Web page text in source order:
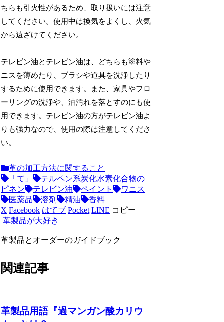
ちらも引火性があるため、取り扱いには注意
してください。使用中は換気をよくし、火気
から遠ざけてください。
テレビン油とテレピン油は、どちらも塗料や
ニスを薄めたり、ブラシや道具を洗浄したり
するために使用できます。また、家具やフロ
ーリングの洗浄や、油汚れを落とすのにも使
用できます。テレピン油の方がテレビン油よ
りも強力なので、使用の際は注意してくださ
い。
革の加工方法に関すること
「て」
テルペン系炭化水素化合物の
ピネン
テレビン油 ペイント
ワニス
医薬品
溶剤 精油
香料
X Facebook はてブ Pocket LINE コピー
革製品が大好き
革製品とオーダーのガイドブック
関連記事
革製品用語『過マンガン酸カリウ